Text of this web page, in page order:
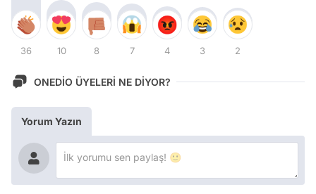
36 10 8 7 4 3 2
ONEDİO ÜYELERİ NE DİYOR?
Yorum Yazın